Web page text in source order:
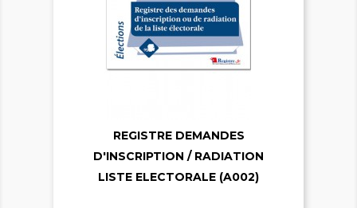

REGISTRE DEMANDES
D'INSCRIPTION / RADIATION
LISTE ELECTORALE (A002)